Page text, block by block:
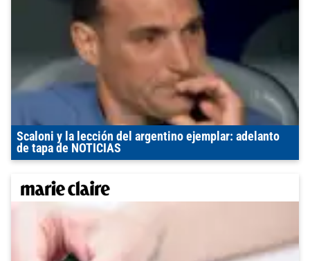
Scaloni y la lección del argentino ejemplar: adelanto
de tapa de NOTICIAS